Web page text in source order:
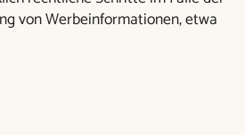
von Werbeinformationen, etwa